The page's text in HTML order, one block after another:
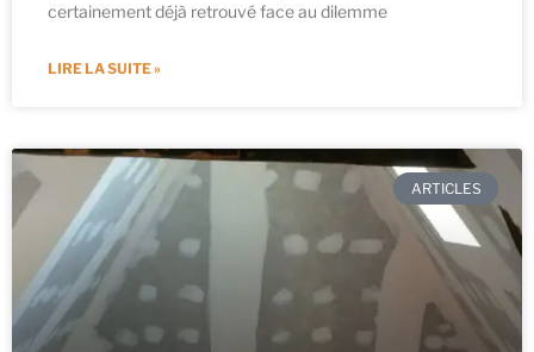
certainement déjà retrouvé face au dilemme
LIRE LA SUITE »
ARTICLES